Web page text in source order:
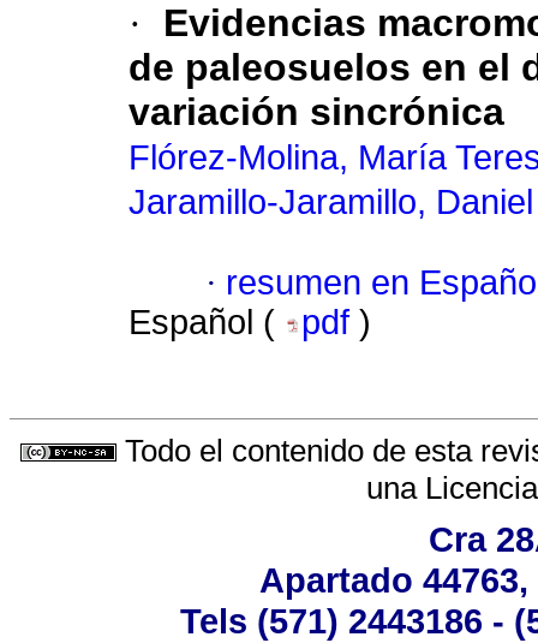
·
Evidencias
de paleosuelos en el
variación sincrónica
Flórez-Molina, María
Jaramillo-Jaramillo,
· resumen en
Español (
pdf )
Todo el contenido de esta
una
Cra
Apartado
Tels (571) 2443186 -